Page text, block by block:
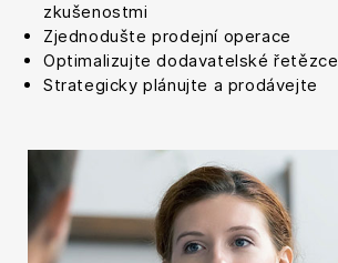
zkušenostmi
Zjednodušte prodejní operace
Optimalizujte dodavatelské řetězce
Strategicky plánujte a prodávejte